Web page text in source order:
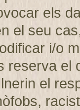
els
el seu
i/o
reserva el
el